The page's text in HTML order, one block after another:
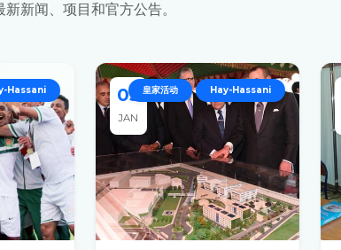
新闻、项目和官方公告。
Hassani 05
JAN
皇家活动 Hay-Hassani